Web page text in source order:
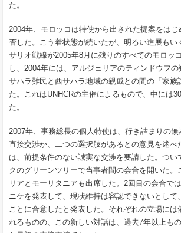
た。
2004年、モロッコは特使から出された提案をは
否した。こう着状態が続いたが、明るい進展もい
サリオ戦線が2005年8月に残りのすべてのモロッ
し、2004年には、アルジェリアのティンドウフ
サハラ難民と西サハラ地域の親戚との間の「家族
た。これはUNHCRの主催によるもので、中には
た。
2007年、事務総長の個人特使は、行き詰まりの
直接交渉か、二つの選択肢があるとの意見を述べ
は、前提条件のない誠実な交渉を要請した。つい
クのグリーンツリーで当事者間の会合を開いた。
リアとモーリタニアも出席した。2回目の会合で
ニケを発表して、現状維持は容認できないとして
ことに合意したと発表した。それぞれの立場には
れるものの、この新しい対話は、過去7年以上も